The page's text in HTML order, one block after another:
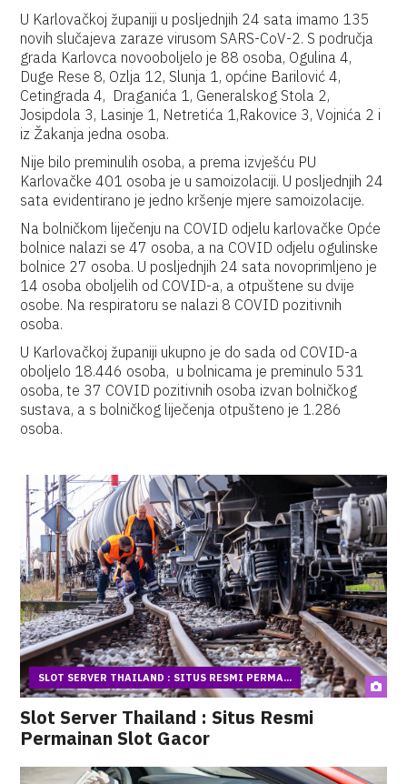
U Karlovačkoj županiji u posljednjih 24 sata imamo 135
novih slučajeva zaraze virusom SARS-CoV-2. S područja
grada Karlovca novooboljelo je 88 osoba, Ogulina 4,
Duge Rese 8, Ozlja 12, Slunja 1, općine Barilović 4,
Cetingrada 4, Draganića 1, Generalskog Stola 2,
Josipdola 3, Lasinje 1, Netretića 1,Rakovice 3, Vojnića 2 i
iz Žakanja jedna osoba.
Nije bilo preminulih osoba, a prema izvješću PU
Karlovačke 401 osoba je u samoizolaciji. U posljednjih 24
sata evidentirano je jedno kršenje mjere samoizolacije.
Na bolničkom liječenju na COVID odjelu karlovačke Opće
bolnice nalazi se 47 osoba, a na COVID odjelu ogulinske
bolnice 27 osoba. U posljednjih 24 sata novoprimljeno je
14 osoba oboljelih od COVID-a, a otpuštene su dvije
osobe. Na respiratoru se nalazi 8 COVID pozitivnih
osoba.
U Karlovačkoj županiji ukupno je do sada od COVID-a
oboljelo 18.446 osoba, u bolnicama je preminulo 531
osoba, te 37 COVID pozitivnih osoba izvan bolničkog
sustava, a s bolničkog liječenja otpušteno je 1.286
osoba.
SLOT SERVER THAILAND : SITUS RESMI PERMA...
Slot Server Thailand : Situs Resmi
Permainan Slot Gacor